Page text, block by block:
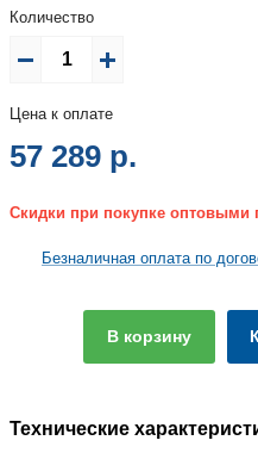
Количество
Цена к оплате
57 289 р.
Скидки при покупке оптовыми
Безналичная оплата по
В корзину
Технические